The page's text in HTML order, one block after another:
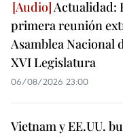
Actualidad:
primera reunión
Asamblea Nacional
XVI Legislatura
06/08/2026 23:00
Vietnam y EE.UU.